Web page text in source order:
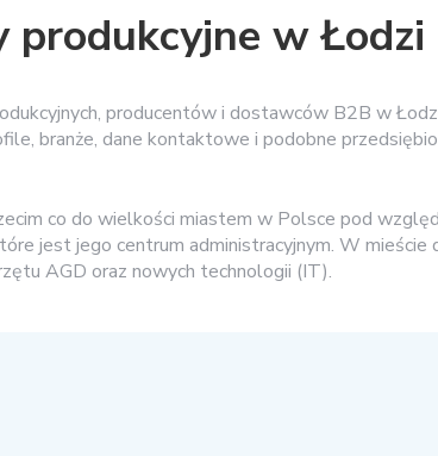
produkcyjne w Łodzi
producentów i dostawców B2B w
branże, dane kontaktowe i podobne
co do wielkości miastem w Polsce pod
jest jego centrum administracyjnym. W mieście
AGD oraz nowych technologii (IT).